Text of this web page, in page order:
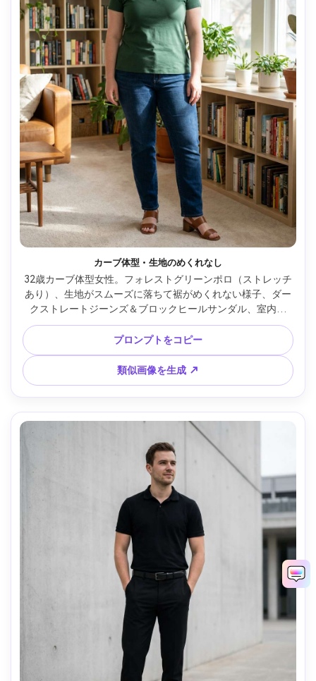
カーブ体型・生地のめくれなし
32歳カーブ体型女性。フォレストグリーンポロ（ストレッチ
あり）、生地がスムーズに落ちて裾がめくれない様子、ダー
クストレートジーンズ＆ブロックヒールサンダル、室内日
光、Canon R5、35mm f/2、目線フレーム、自然な影、リア
ルな肌感 --ar 4:5
プロンプトをコピー
類似画像を生成 ↗